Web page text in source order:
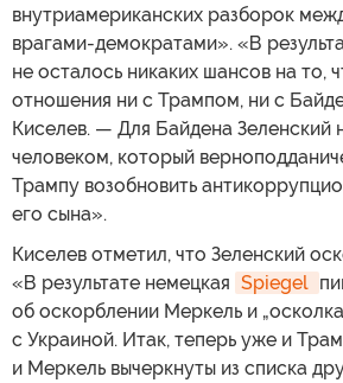
внутриамериканских разборок
врагами-демократами». «В
не осталось никаких шансов на то,
отношения ни с Трампом, ни с
Киселев. — Для Байдена Зеленский
человеком, который
Трампу возобновить
его сына».
Киселев отметил, что Зеленский
«В результате немецкая Spiegel
об оскорблении Меркель и
с Украиной. Итак, теперь уже и
и Меркель вычеркнуты из списка